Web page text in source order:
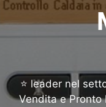
⭐ leader nel
Vendita e Pronto